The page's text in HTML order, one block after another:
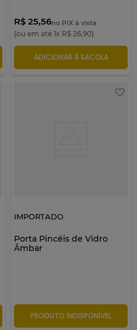
R$ 25,56no PIX à vista
(ou em até 1x R$ 26,90)
ADICIONAR À SACOLA
IMPORTADO
Porta Pincéis de Vidro
Âmbar
PRODUTO INDISPONÍVEL